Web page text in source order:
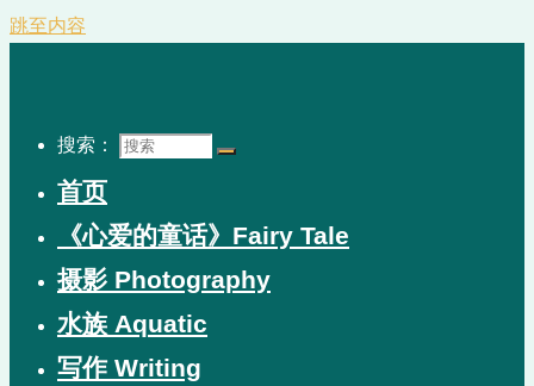
跳至内容
搜索：
首页
《心爱的童话》Fairy Tale
摄影 Photography
水族 Aquatic
写作 Writing